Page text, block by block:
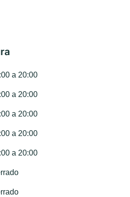
a 20:00
a 20:00
a 20:00
a 20:00
a 20:00